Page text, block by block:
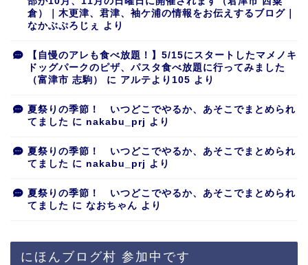
倉）｜木更津、君津、袖ケ浦の情報をお伝えするブログ｜
なかぶぷろじぇ
より
【自慢のアレも食べ放題！】5/15にスタートしたマメノキ
ドッグパークのピザ、パスタ食べ放題に行ってみました
（富津市 志駒）
に アルテより105 より
夏祭りの季節！ いつどこでやるか、あそこでまとめられ
てました に nakabu_prj より
夏祭りの季節！ いつどこでやるか、あそこでまとめられ
てました に nakabu_prj より
夏祭りの季節！ いつどこでやるか、あそこでまとめられ
てました に なおちゃん より
にほんブログ村 参加中です